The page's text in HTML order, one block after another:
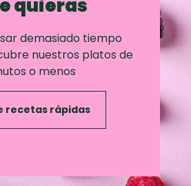
quieras
demasiado tiempo
nuestros platos de
o menos
recetas rápidas